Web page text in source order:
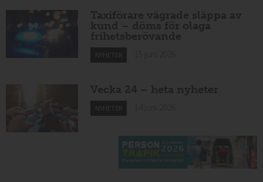
Taxiförare vägrade släppa av
kund – döms för olaga
frihetsberövande
NYHETER
Vecka 24 – heta nyheter
NYHETER